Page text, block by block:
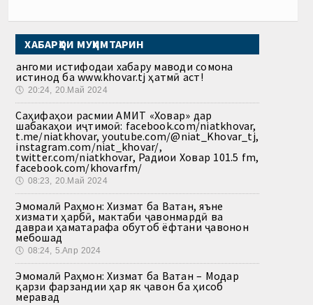
ХАБАРҲОИ МУҲИМТАРИН
Ҳангоми истифодаи хабару маводи сомона
истинод ба www.khovar.tj ҳатмӣ аст!
🕔 20:24, 20.Май 2024
Саҳифаҳои расмии АМИТ «Ховар» дар
шабакаҳои иҷтимоӣ: facebook.com/niatkhovar,
t.me/niatkhovar, youtube.com/@niat_Khovar_tj,
instagram.com/niat_khovar/,
twitter.com/niatkhovar, Радиои Ховар 101.5 fm,
facebook.com/khovarfm/
🕔 08:23, 20.Май 2024
Эмомалӣ Раҳмон: Хизмат ба Ватан, яъне
хизмати ҳарбӣ, мактаби ҷавонмардӣ ва
давраи ҳаматарафа обутоб ёфтани ҷавонон
мебошад
🕔 08:24, 5.Апр 2024
Эмомалӣ Раҳмон: Хизмат ба Ватан – Модар
қарзи фарзандии ҳар як ҷавон ба ҳисоб
меравад